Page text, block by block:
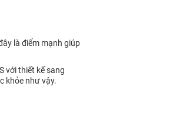
là điểm mạnh giúp
với thiết kế sang
khỏe như vậy.